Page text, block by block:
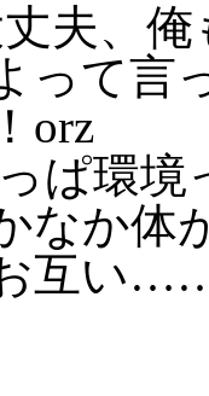
夫、
って言
orz
ぱ環境
なか体
互い